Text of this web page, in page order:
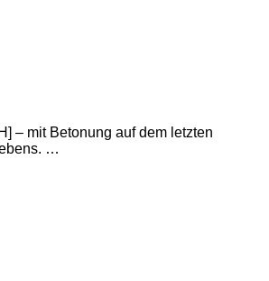
– mit Betonung auf dem letzten
…